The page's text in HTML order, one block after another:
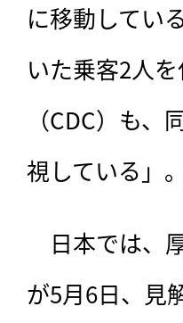
に移動してい
いた乗客2人
（CDC）も
視している」。
日本では、
が5月6日、見